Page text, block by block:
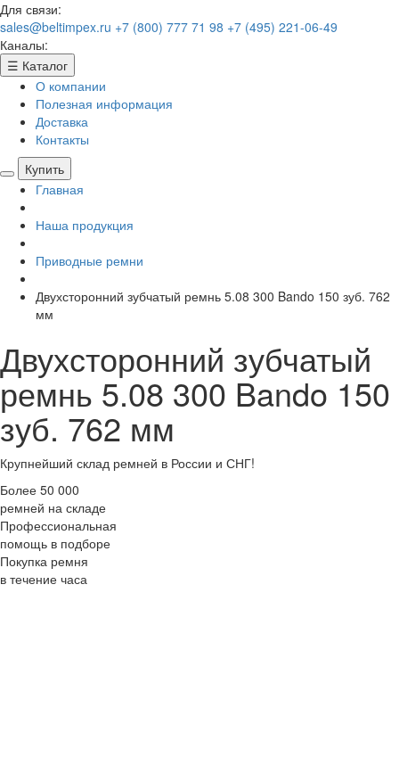
Для связи:
sales@beltimpex.ru +7 (800) 777 71 98 +7 (495) 221-06-49
Каналы:
☰ Каталог
О компании
Полезная информация
Доставка
Контакты
Купить
Главная
Наша продукция
Приводные ремни
Двухсторонний зубчатый ремнь 5.08 300 Bando 150 зуб. 762
мм
Двухсторонний зубчатый
ремнь 5.08 300 Bando 150
зуб. 762 мм
Крупнейший склад ремней в России и СНГ!
Более 50 000
ремней на складе
Профессиональная
помощь в подборе
Покупка ремня
в течение часа